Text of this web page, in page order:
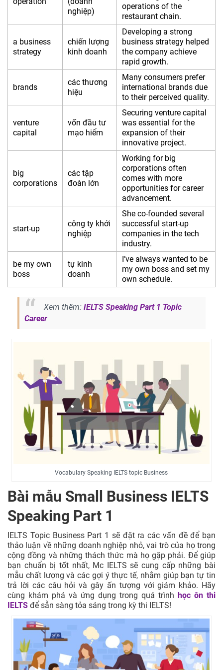
nghiệp)
operations of the
restaurant chain.
a business
strategy
chiến lượng
kinh doanh
Developing a strong
business strategy helped
the company achieve
rapid growth.
brands
các thương
hiệu
Many consumers prefer
international brands due
to their perceived quality.
venture
capital
vốn đầu tư
mạo hiểm
Securing venture capital
was essential for the
expansion of their
innovative project.
big
corporations
các tập
đoàn lớn
Working for big
corporations often
comes with more
opportunities for career
advancement.
start-up
công ty khởi
nghiệp
She co-founded several
successful start-up
companies in the tech
industry.
be my own
boss
tự kinh
doanh
I’ve always wanted to be
my own boss and set my
own schedule.
Xem thêm: IELTS Speaking Part 1 Topic
Career
Vocabulary Speaking IELTS topic Business
Bài mẫu Small Business IELTS
Speaking Part 1
IELTS Topic Business Part 1 sẽ đặt ra các vấn đề để bạn
thảo luận về những doanh nghiệp nhỏ, vai trò của họ trong
cộng đồng và những thách thức mà họ gặp phải. Để giúp
bạn chuẩn bị tốt nhất, Mc IELTS sẽ cung cấp những bài
mẫu chất lượng và các gợi ý thực tế, nhằm giúp bạn tự tin
trả lời các câu hỏi và gây ấn tượng với giám khảo. Hãy
cùng khám phá và ứng dụng trong quá trình học ôn thi
IELTS để sẵn sàng tỏa sáng trong kỳ thi IELTS!